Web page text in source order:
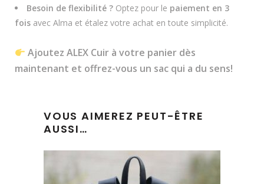
Besoin de flexibilité ? Optez pour le paiement en 3
fois avec Alma et étalez votre achat en toute simplicité.
Ajoutez ALEX Cuir à votre panier dès
maintenant et offrez-vous un sac qui a du sens!
VOUS AIMEREZ PEUT-ÊTRE
AUSSI…